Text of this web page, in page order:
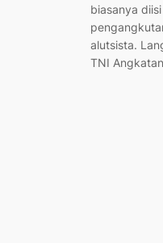
biasanya
alutsista.
TNI